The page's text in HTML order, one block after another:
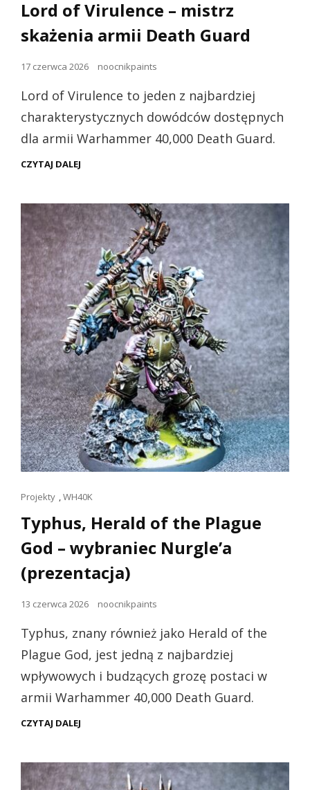
kotów
Lord of Virulence – mistrz
skażenia armii Death Guard
Opublikowano
17 czerwca 2026 noocnikpaints
Lord of Virulence to jeden z najbardziej
charakterystycznych dowódców dostępnych
dla armii Warhammer 40,000 Death Guard.
CZYTAJ DALEJ
MISTRZ
SKAŻENIA
ARMII
DEATH
GUARD
Linki
kotów
Projekty ,WH40K
Typhus, Herald of the Plague
God – wybraniec Nurgle’a
(prezentacja)
Opublikowano
13 czerwca 2026 noocnikpaints
Typhus, znany również jako Herald of the
Plague God, jest jedną z najbardziej
wpływowych i budzących grozę postaci w
armii Warhammer 40,000 Death Guard.
CZYTAJ DALEJ
PLAGUE
GOD